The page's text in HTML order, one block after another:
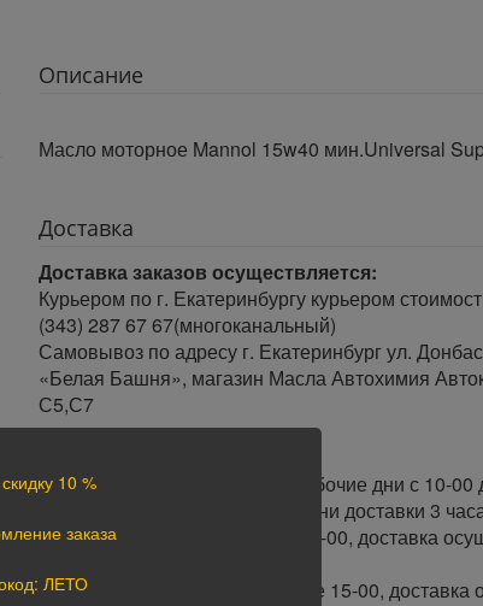
Описание
Масло моторное Mannol 15w40 мин.Universal
Доставка
Доставка заказов осуществляется:
Курьером по г. Екатеринбургу курьером
(343) 287 67 67(многоканальный)
Самовывоз по адресу г. Екатеринбург ул.
«Белая Башня», магазин Масла Автохимия
С5,С7
Доставка осуществляется в рабочие дни с 10-00
Минимальный интервал времени доставки 3
· При оформлении заказа до 15-00, доставка
· При оформлении заказа после 15-00, доставка
10 %
заказа
ЛЕТО